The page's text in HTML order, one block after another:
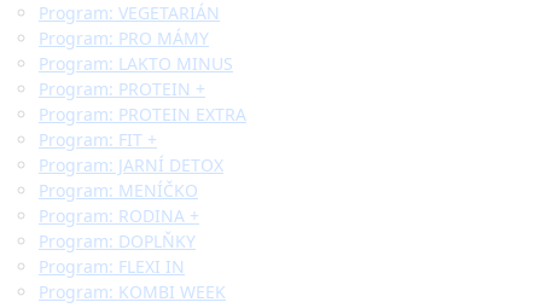
Program: VEGETARIÁN
Program: PRO MÁMY
Program: LAKTO MINUS
Program: PROTEIN +
Program: PROTEIN EXTRA
Program: FIT +
Program: JARNÍ DETOX
Program: MENÍČKO
Program: RODINA +
Program: DOPLŇKY
Program: FLEXI IN
Program: KOMBI WEEK